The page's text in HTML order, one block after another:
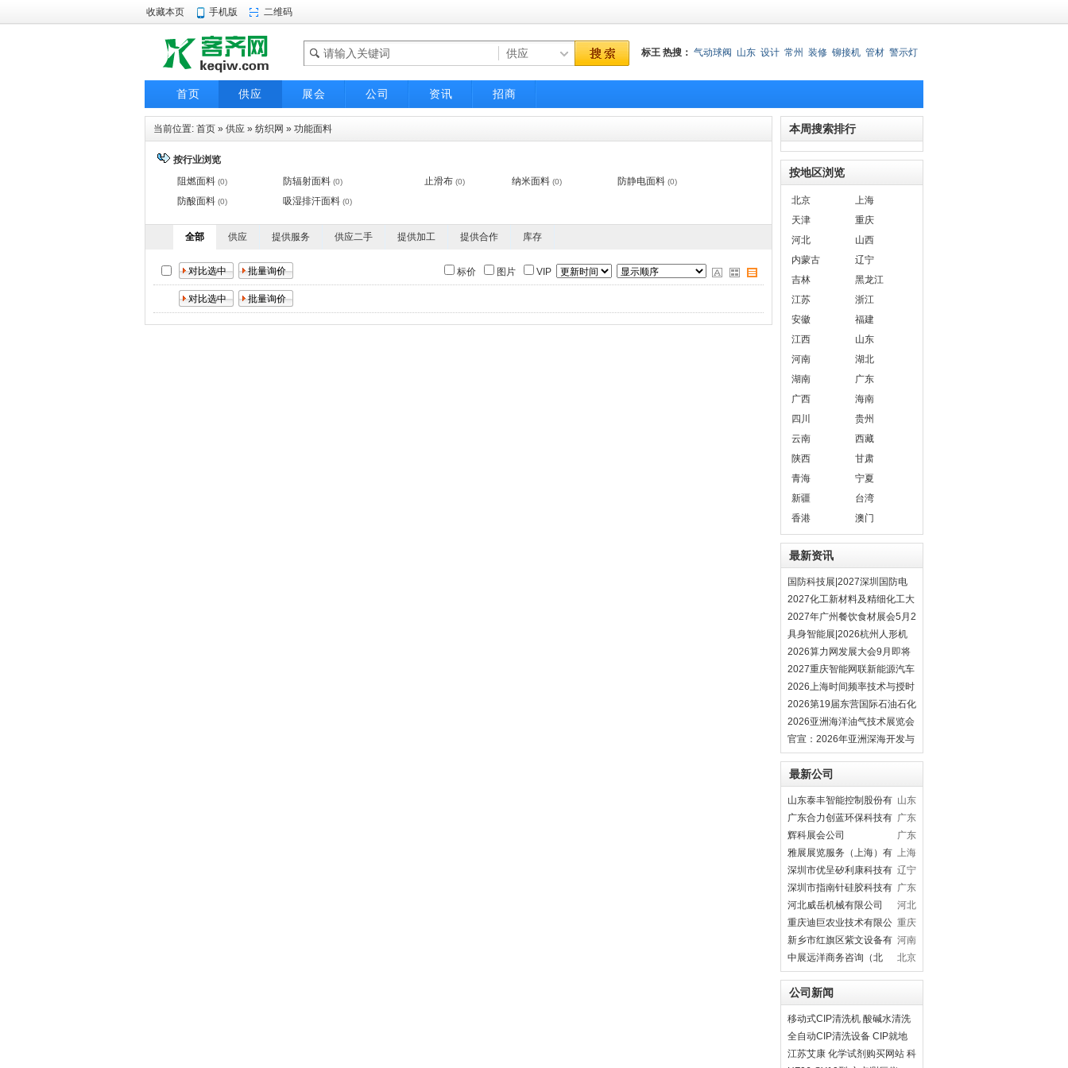
收藏本页 手机版 二维码
标王 热搜： 气动球阀 山东 设计 常州 装修 铆接机 管材 警示灯
首页 供应 展会 公司 资讯 招商
当前位置: 首页 » 供应 » 纺织网 » 功能面料
按行业浏览
阻燃面料 (0) 防辐射面料 (0) 止滑布 (0) 纳米面料 (0) 防静电面料 (0)
防酸面料 (0) 吸湿排汗面料 (0)
全部 供应 提供服务 供应二手 提供加工 提供合作 库存
标价 图片 VIP
本周搜索排行
按地区浏览
北京
上海
天津
重庆
河北
山西
内蒙古
辽宁
吉林
黑龙江
江苏
浙江
安徽
福建
江西
山东
河南
湖北
湖南
广东
广西
海南
四川
贵州
云南
西藏
陕西
甘肃
青海
宁夏
新疆
台湾
香港
澳门
最新资讯
国防科技展|2027深圳国防电
子展4月9日启幕
2027化工新材料及精细化工大
会暨展览会定档苏州
2027年广州餐饮食材展会5月2
0日召开
具身智能展|2026杭州人形机
器人展|仿生机器人展5月启幕
2026算力网发展大会9月即将
在京启幕
2027重庆智能网联新能源汽车
技术与生态链博览会
2026上海时间频率技术与授时
设备展11月启幕
2026第19届东营国际石油石化
装备与技术展会9月28日启幕
2026亚洲海洋油气技术展览会
（海南国际会展中心）
官宣：2026年亚洲深海开发与
海底作业装备博览交易会
最新公司
山东
山东泰丰智能控制股份有
限公司
广东
广东合力创蓝环保科技有
限公司
广东
辉科展会公司
上海
雅展展览服务（上海）有
限公司
辽宁
深圳市优呈矽利康科技有
限公司
广东
深圳市指南针硅胶科技有
限公司
河北
河北威岳机械有限公司
重庆
重庆迪巨农业技术有限公
司
河南
新乡市红旗区紫文设备有
限公司
北京
中展远洋商务咨询（北
京）有限公司
公司新闻
移动式CIP清洗机 酸碱水清洗
设备 饮料乳品管路清洗系统
全自动CIP清洗设备 CIP就地
清洗机 自动在线管道清洗系统
江苏艾康 化学试剂购买网站 科